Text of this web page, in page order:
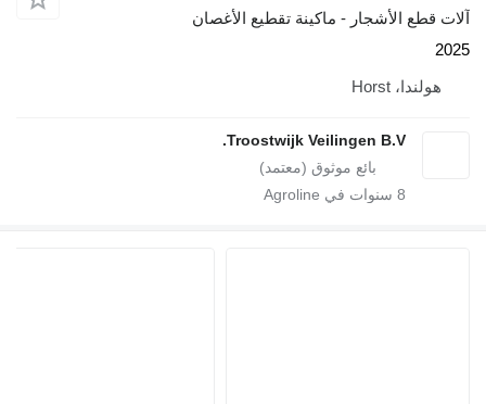
- ماكينة تقطيع الأغصان
Troostwijk Veilingen
سنوات في Agroline